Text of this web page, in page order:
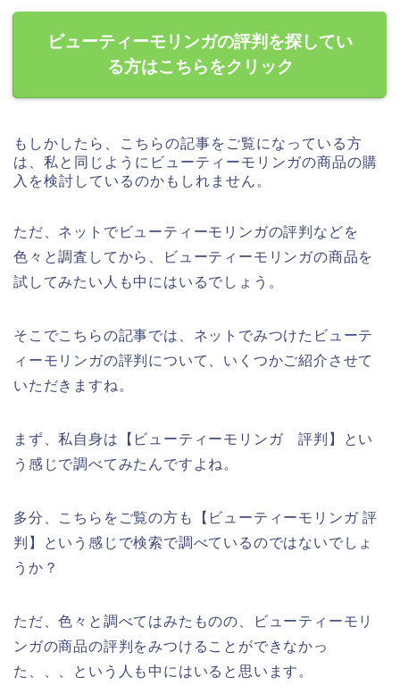
ビューティーモリンガの評判を探してい
る方はこちらをクリック
もしかしたら、こちらの記事をご覧になっている方
は、私と同じようにビューティーモリンガの商品の購
入を検討しているのかもしれません。
ただ、ネットでビューティーモリンガの評判などを
色々と調査してから、ビューティーモリンガの商品を
試してみたい人も中にはいるでしょう。
そこでこちらの記事では、ネットでみつけたビューテ
ィーモリンガの評判について、いくつかご紹介させて
いただきますね。
まず、私自身は【ビューティーモリンガ 評判】とい
う感じで調べてみたんですよね。
多分、こちらをご覧の方も【ビューティーモリンガ 評
判】という感じで検索で調べているのではないでしょ
うか？
ただ、色々と調べてはみたものの、ビューティーモリ
ンガの商品の評判をみつけることができなかっ
た、、、という人も中にはいると思います。